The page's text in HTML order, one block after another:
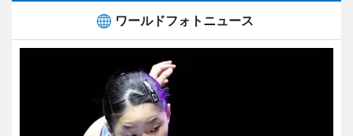
ワールドフォトニュース